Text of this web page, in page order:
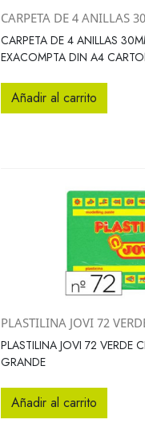
Vista
CARPETA DE 4 ANILLAS
CARPETA DE 4 ANILLAS
EXACOMPTA DIN A4
Añadir al carrito
Vista
PLASTILINA JOVI 72
PLASTILINA JOVI 72 VERDE
GRANDE
Añadir al carrito